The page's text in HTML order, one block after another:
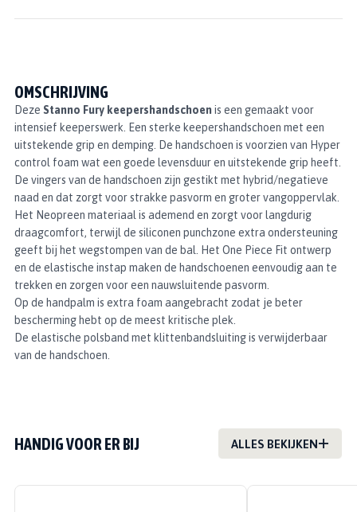
OMSCHRIJVING
Deze Stanno Fury keepershandschoen is een gemaakt voor
intensief keeperswerk. Een sterke keepershandschoen met een
uitstekende grip en demping. De handschoen is voorzien van Hyper
control foam wat een goede levensduur en uitstekende grip heeft.
De vingers van de handschoen zijn gestikt met hybrid/negatieve
naad en dat zorgt voor strakke pasvorm en groter vangoppervlak.
Het Neopreen materiaal is ademend en zorgt voor langdurig
draagcomfort, terwijl de siliconen punchzone extra ondersteuning
geeft bij het wegstompen van de bal. Het One Piece Fit ontwerp
en de elastische instap maken de handschoenen eenvoudig aan te
trekken en zorgen voor een nauwsluitende pasvorm.
Op de handpalm is extra foam aangebracht zodat je beter
bescherming hebt op de meest kritische plek.
De elastische polsband met klittenbandsluiting is verwijderbaar
van de handschoen.
HANDIG VOOR ER BIJ ALLES BEKIJKEN